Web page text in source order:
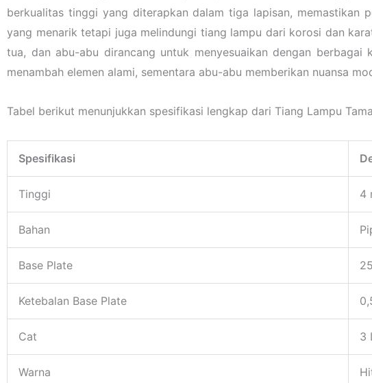
berkualitas tinggi yang diterapkan dalam tiga lapisan, memastikan
yang menarik tetapi juga melindungi tiang lampu dari korosi dan
tua, dan abu-abu dirancang untuk menyesuaikan dengan
menambah elemen alami, sementara abu-abu memberikan nuansa
Tabel berikut menunjukkan spesifikasi lengkap dari Tiang Lampu
Spesifikasi
Tinggi 4
Bahan
Base Plate
Ketebalan Base Plate
Cat 3
Warna